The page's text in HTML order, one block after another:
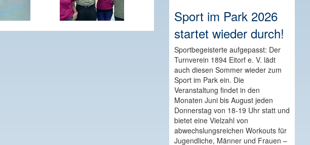
Sport im Park 2026
startet wieder durch!
Sportbegeisterte aufgepasst: Der
Turnverein 1894 Eitorf e. V. lädt
auch diesen Sommer wieder zum
Sport im Park ein. Die
Veranstaltung findet in den
Monaten Juni bis August jeden
Donnerstag von 18-19 Uhr statt und
bietet eine Vielzahl von
abwechslungsreichen Workouts für
Jugendliche, Männer und Frauen –